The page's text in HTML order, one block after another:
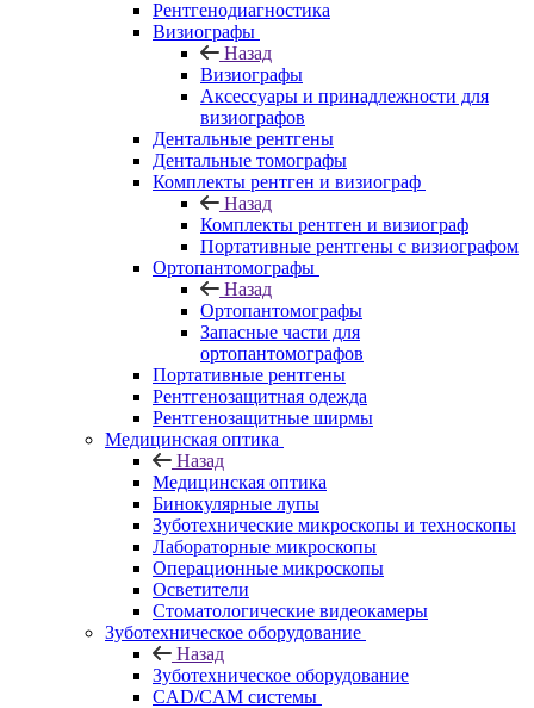
Рентгенодиагностика
Визиографы
Назад
Визиографы
Аксессуары и принадлежности для
визиографов
Дентальные рентгены
Дентальные томографы
Комплекты рентген и визиограф
Назад
Комплекты рентген и визиограф
Портативные рентгены с визиографом
Ортопантомографы
Назад
Ортопантомографы
Запасные части для
ортопантомографов
Портативные рентгены
Рентгенозащитная одежда
Рентгенозащитные ширмы
Медицинская оптика
Назад
Медицинская оптика
Бинокулярные лупы
Зуботехнические микроскопы и техноскопы
Лабораторные микроскопы
Операционные микроскопы
Осветители
Стоматологические видеокамеры
Зуботехническое оборудование
Назад
Зуботехническое оборудование
CAD/CAM системы